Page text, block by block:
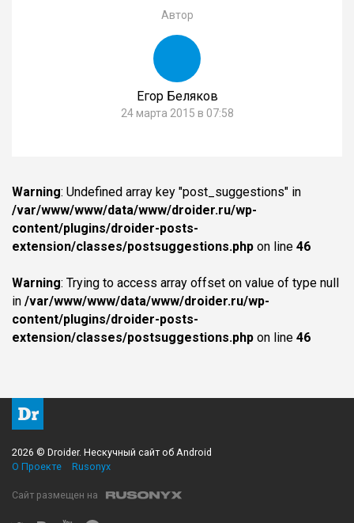
Автор
Егор Беляков
24 марта 2015 в 07:58
Warning: Undefined array key "post_suggestions" in
/var/www/www/data/www/droider.ru/wp-
content/plugins/droider-posts-
extension/classes/postsuggestions.php on line 46
Warning: Trying to access array offset on value of type null
in /var/www/www/data/www/droider.ru/wp-
content/plugins/droider-posts-
extension/classes/postsuggestions.php on line 46
2026 © Droider. Нескучный сайт об Android
О Проекте
Rusonyx
Сайт размещен на